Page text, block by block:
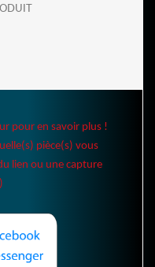
pour en savoir plus !
pièce(s) vous
lien ou une capture